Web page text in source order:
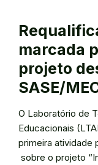
marcada
projeto
SASE/
O Laboratório de
Educacionais
primeira atividade
sobre o projeto